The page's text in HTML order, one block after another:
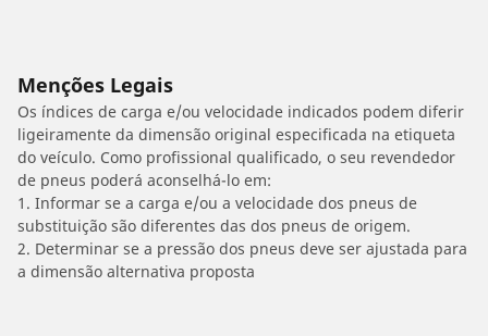
Menções Legais
Os índices de carga e/ou velocidade indicados podem diferir
ligeiramente da dimensão original especificada na etiqueta
do veículo. Como profissional qualificado, o seu revendedor
de pneus poderá aconselhá-lo em:
1. Informar se a carga e/ou a velocidade dos pneus de
substituição são diferentes das dos pneus de origem.
2. Determinar se a pressão dos pneus deve ser ajustada para
a dimensão alternativa proposta